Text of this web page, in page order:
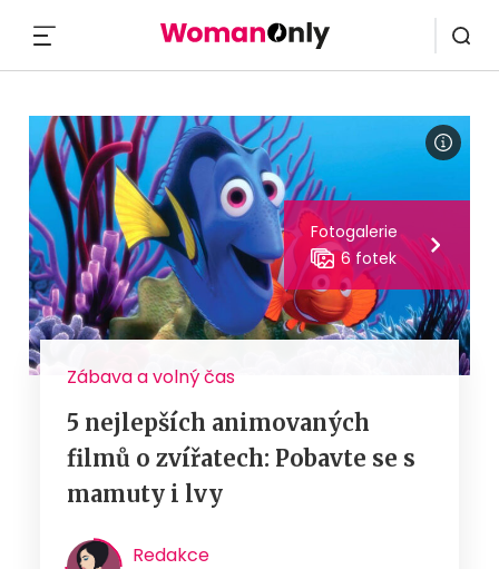
Fotogalerie
6 fotek
Zábava a volný čas
5 nejlepších animovaných
filmů o zvířatech: Pobavte se s
mamuty i lvy
Redakce